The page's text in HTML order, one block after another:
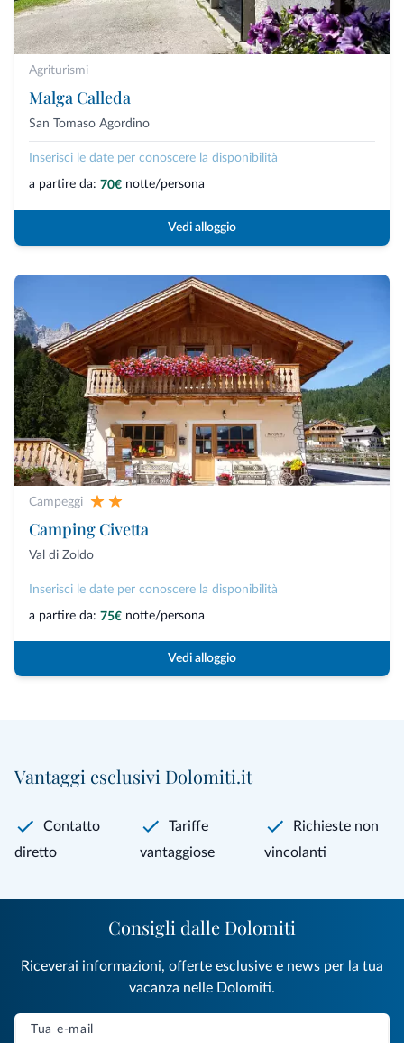
Agriturismi
Malga Calleda
San Tomaso Agordino
Inserisci le date per conoscere la disponibilità
a partire da: 70€ notte/persona
Vedi alloggio
Campeggi
Camping Civetta
Val di Zoldo
Inserisci le date per conoscere la disponibilità
a partire da: 75€ notte/persona
Vedi alloggio
Vantaggi esclusivi Dolomiti.it
Contatto
diretto
Tariffe
vantaggiose
Richieste non
vincolanti
Consigli dalle Dolomiti
Riceverai informazioni, offerte esclusive e news per la tua
vacanza nelle Dolomiti.